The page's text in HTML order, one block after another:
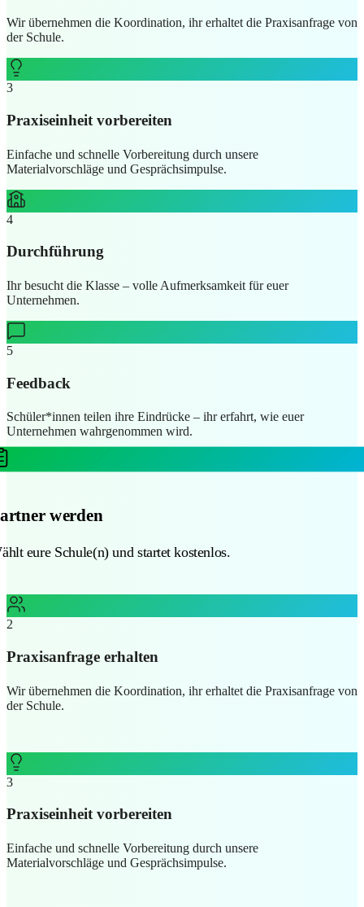
übernehmen die Koordination, ihr erhaltet die Praxisanfrage
Schule.
3
Praxiseinheit vorbereiten
Einfache und schnelle Vorbereitung durch unsere
Materialvorschläge und Gesprächsimpulse.
4
Durchführung
Ihr besucht die Klasse – volle Aufmerksamkeit für euer
Unternehmen.
5
Feedback
Schüler*innen teilen ihre Eindrücke – ihr erfahrt, wie euer
Unternehmen wahrgenommen wird.
Partner werden
Wählt eure Schule(n) und startet kostenlos.
erhalten
übernehmen die Koordination, ihr erhaltet die Praxisanfrage
Schule.
3
Praxiseinheit vorbereiten
Einfache und schnelle Vorbereitung durch unsere
Materialvorschläge und Gesprächsimpulse.